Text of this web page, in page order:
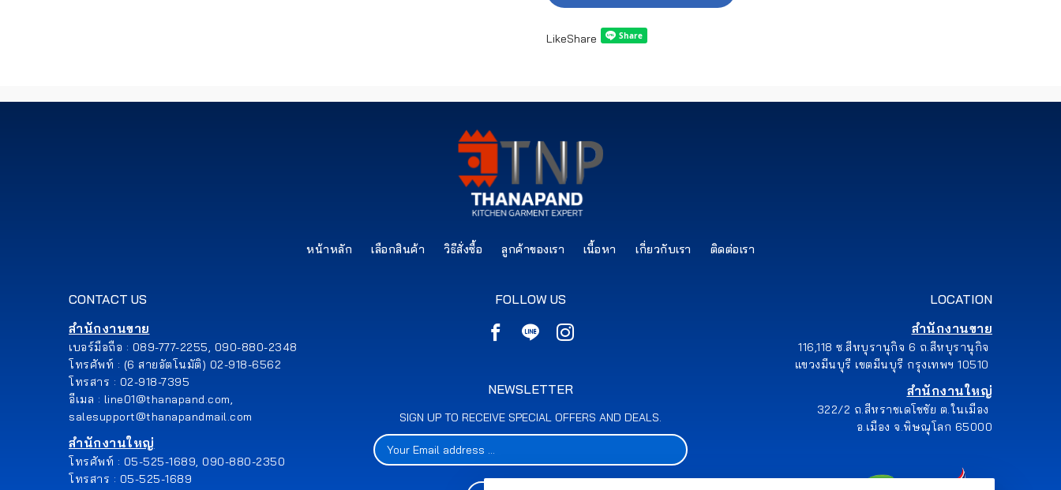
LikeShare
หน้าหลัก เลือกสินค้า วิธีสั่งซื้อ ลูกค้าของเรา เนื้อหา เกี่ยวกับเรา ติดต่อเรา
CONTACT US
สำนักงานขาย
เบอร์มือถือ : 089-777-2255, 090-880-2348
โทรศัพท์ : (6 สายอัตโนมัติ) 02-918-6562
โทรสาร : 02-918-7395
อีเมล : line01@thanapand.com,
salesupport@thanapandmail.com
สำนักงานใหญ่
โทรศัพท์ : 05-525-1689, 090-880-2350
โทรสาร : 05-525-1689
LOCATION
สำนักงานขาย
116,118 ซ.สีหบุรานุกิจ 6 ถ.สีหบุรานุกิจ
แขวงมีนบุรี เขตมีนบุรี กรุงเทพฯ 10510
สำนักงานใหญ่
322/2 ถ.สีหราชเดโชชัย ต.ในเมือง
อ.เมือง จ.พิษณุโลก 65000
FOLLOW US
NEWSLETTER
SIGN UP TO RECEIVE SPECIAL OFFERS AND DEALS.